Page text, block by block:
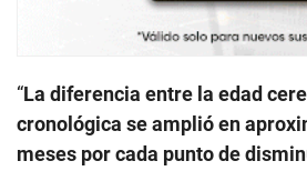
“La diferencia entre la edad
cronológica se amplió en
meses por cada punto de